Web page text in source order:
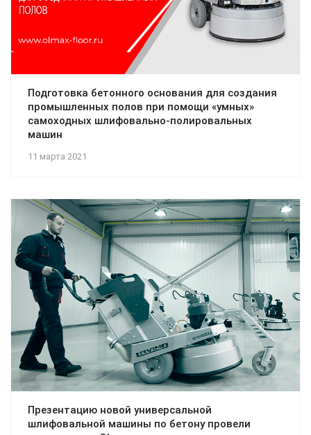
11 марта 2021
Подготовка бетонного основания для создания
промышленных полов при помощи «умных»
самоходных шлифовально-полировальных
машин
Презентацию новой универсальной
шлифовальной машины по бетону провели